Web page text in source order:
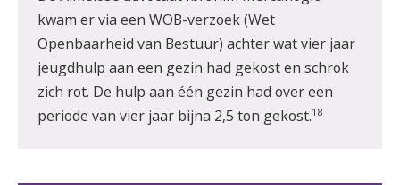
kwam er via een WOB-verzoek (Wet
Openbaarheid van Bestuur) achter wat vier jaar
jeugdhulp aan een gezin had gekost en schrok
zich rot. De hulp aan één gezin had over een
periode van vier jaar bijna 2,5 ton gekost.18